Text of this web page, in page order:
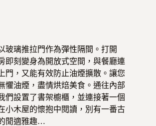
玻璃推拉門作為彈性隔間。打開
即刻變身為開放式空間，與餐廳連
門，又能有效防止油煙擴散。讓您
懼油煙，盡情烘焙美食。通往內部
們設置了書架櫥櫃，並連接著一個
小木屋的懷抱中閱讀，別有一番古
閒適雅趣…